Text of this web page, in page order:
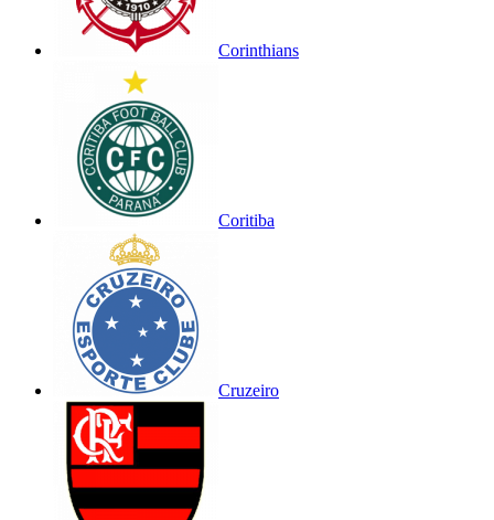
Corinthians
Coritiba
Cruzeiro